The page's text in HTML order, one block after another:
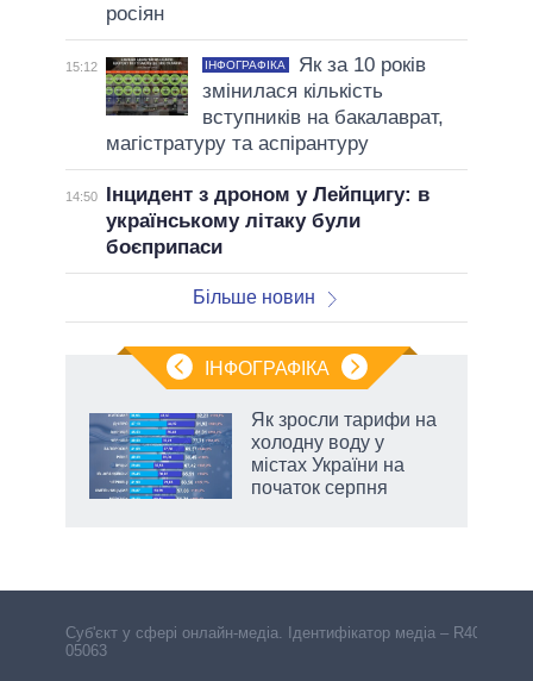
росіян
15:12 ІНФОГРАФІКА
Як за 10 років
змінилася кількість
вступників на бакалаврат,
магістратуру та аспірантуру
14:50
Інцидент з дроном у Лейпцигу: в
українському літаку були
боєприпаси
Більше новин
ІНФОГРАФІКА
Як зросли тарифи на
холодну воду у
містах України на
початок серпня
Cуб'єкт у сфері онлайн-медіа. Ідентифікатор медіа – R40-
05063